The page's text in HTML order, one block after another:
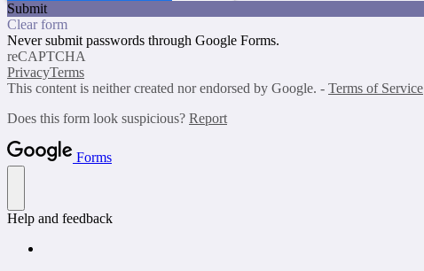
Submit
Clear form
Never submit passwords through Google Forms.
reCAPTCHA
PrivacyTerms
This content is neither created nor endorsed by Google. - Terms of Service
Does this form look suspicious? Report
Forms
Help and feedback